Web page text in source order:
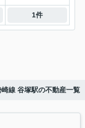
1件
線 谷塚駅の不動産一覧